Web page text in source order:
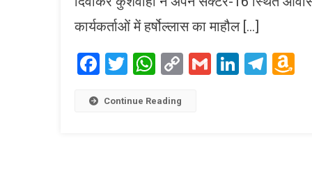
कार्यकर्ताओं में हर्षोल्लास का माहौल […]
Facebook
Twitter
WhatsApp
CopyGmailLinkedIn
Continue Reading